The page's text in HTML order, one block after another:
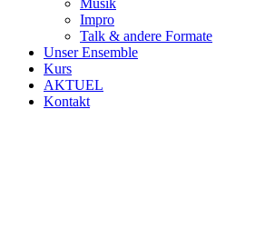
Musik
Impro
Talk & andere Formate
Unser Ensemble
Kurs
AKTUEL
Kontakt